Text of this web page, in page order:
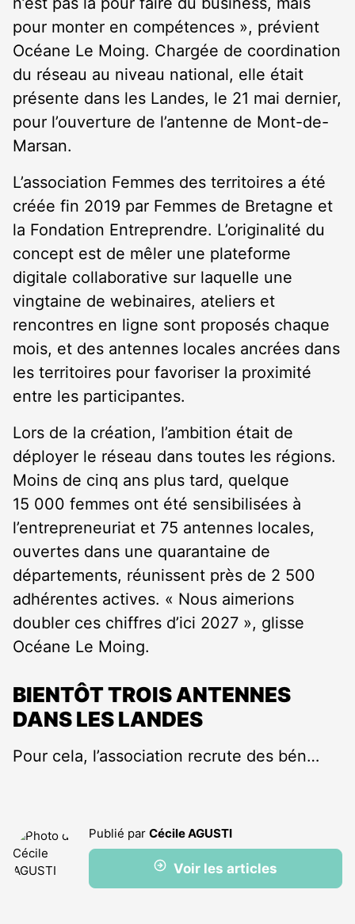
pour monter en compétences », prévient
Océane Le Moing. Chargée de coordination
du réseau au niveau national, elle était
présente dans les Landes, le 21 mai dernier,
pour l’ouverture de l’antenne de Mont-de-
Marsan.
L’association Femmes des territoires a été
créée fin 2019 par Femmes de Bretagne et
la Fondation Entreprendre. L’originalité du
concept est de mêler une plateforme
digitale collaborative sur laquelle une
vingtaine de webinaires, ateliers et
rencontres en ligne sont proposés chaque
mois, et des antennes locales ancrées dans
les territoires pour favoriser la proximité
entre les participantes.
Lors de la création, l’ambition était de
déployer le réseau dans toutes les régions.
Moins de cinq ans plus tard, quelque
15 000 femmes ont été sensibilisées à
l’entrepreneuriat et 75 antennes locales,
ouvertes dans une quarantaine de
départements, réunissent près de 2 500
adhérentes actives. « Nous aimerions
doubler ces chiffres d’ici 2027 », glisse
Océane Le Moing.
BIENTÔT TROIS ANTENNES
DANS LES LANDES
Pour cela, l’association recrute des bén…
Publié par Cécile AGUSTI
Voir les articles